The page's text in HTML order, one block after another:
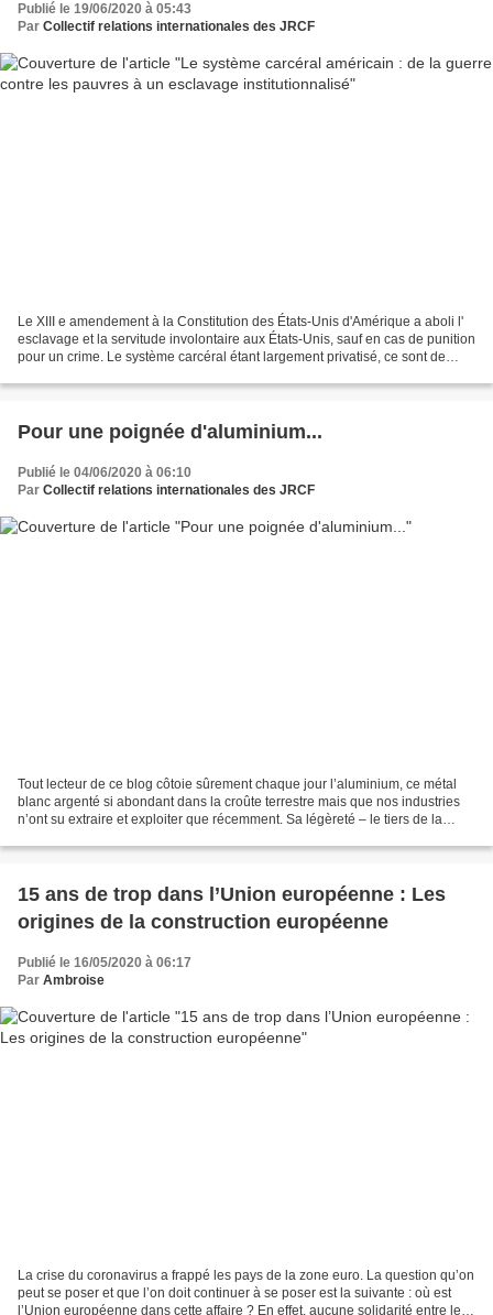
Publié le 19/06/2020 à 05:43
Par Collectif relations internationales des JRCF
Le XIII e amendement à la Constitution des États-Unis d'Amérique a aboli l'
esclavage et la servitude involontaire aux États-Unis, sauf en cas de punition
pour un crime. Le système carcéral étant largement privatisé, ce sont de
Pour une poignée d'aluminium...
Publié le 04/06/2020 à 06:10
Par Collectif relations internationales des JRCF
Tout lecteur de ce blog côtoie sûrement chaque jour l’aluminium, ce métal
blanc argenté si abondant dans la croûte terrestre mais que nos industries
n’ont su extraire et exploiter que récemment. Sa légèreté – le tiers de la
15 ans de trop dans l’Union européenne : Les
origines de la construction européenne
Publié le 16/05/2020 à 06:17
Par Ambroise
La crise du coronavirus a frappé les pays de la zone euro. La question qu’on
peut se poser et que l’on doit continuer à se poser est la suivante : où est
l’Union européenne dans cette affaire ? En effet, aucune solidarité entre les